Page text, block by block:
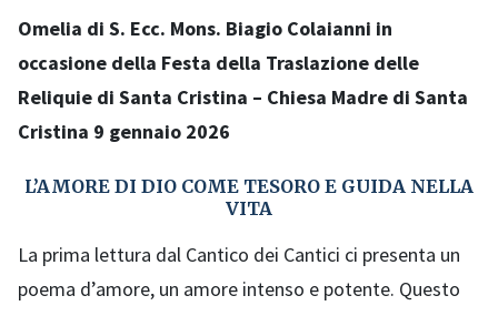
Omelia di S. Ecc. Mons. Biagio Colaianni in
occasione della Festa della Traslazione delle
Reliquie di Santa Cristina – Chiesa Madre di Santa
Cristina 9 gennaio 2026
L’AMORE DI DIO COME TESORO E GUIDA NELLA
VITA
La prima lettura dal Cantico dei Cantici ci presenta un
poema d’amore, un amore intenso e potente. Questo